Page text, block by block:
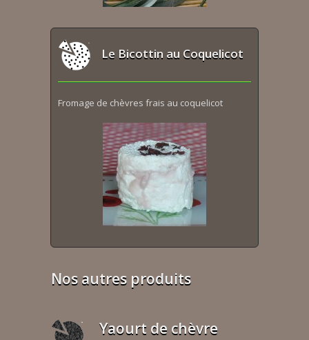
Le Bicottin au Coquelicot
Fromage de chèvres frais au coquelicot
Nos autres produits
Yaourt de chèvre